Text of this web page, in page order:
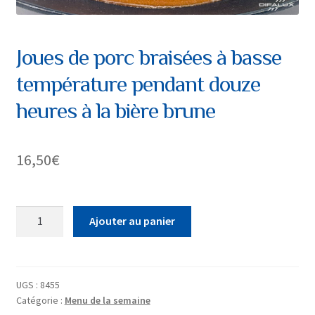
Joues de porc braisées à basse
température pendant douze
heures à la bière brune
16,50€
porc
braisées
Ajouter au panier
UGS : 8455
Catégorie : Menu de la semaine